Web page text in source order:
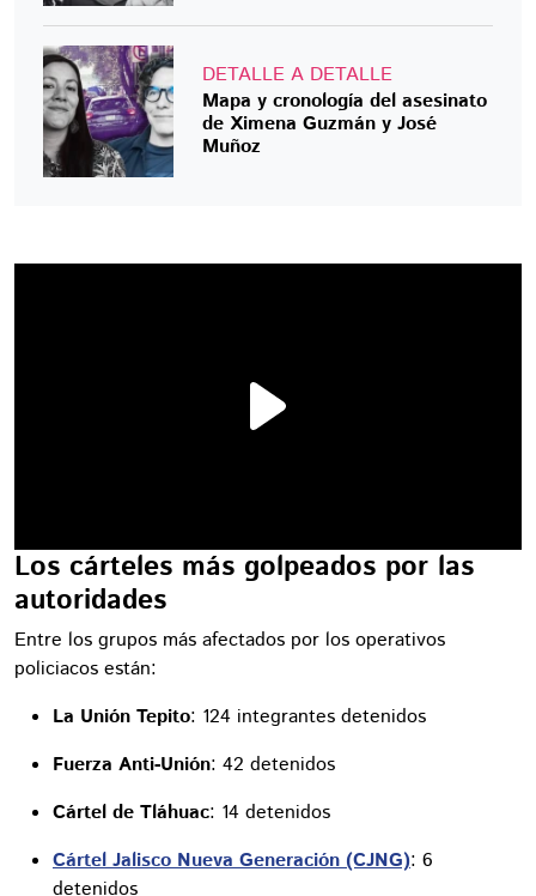
DETALLE A DETALLE
Mapa y cronología del asesinato
de Ximena Guzmán y José
Muñoz
Los cárteles más golpeados por las
autoridades
Entre los grupos más afectados por los operativos
policiacos están:
La Unión Tepito: 124 integrantes detenidos
Fuerza Anti-Unión: 42 detenidos
Cártel de Tláhuac: 14 detenidos
Cártel Jalisco Nueva Generación (CJNG): 6
detenidos